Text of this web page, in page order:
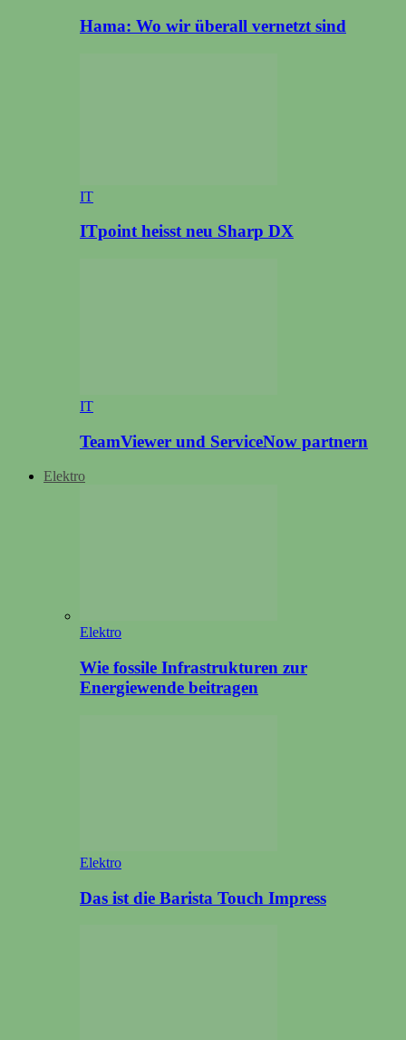
Hama: Wo wir überall vernetzt sind
IT
ITpoint heisst neu Sharp DX
IT
TeamViewer und ServiceNow partnern
Elektro
Elektro
Wie fossile Infrastrukturen zur
Energiewende beitragen
Elektro
Das ist die Barista Touch Impress